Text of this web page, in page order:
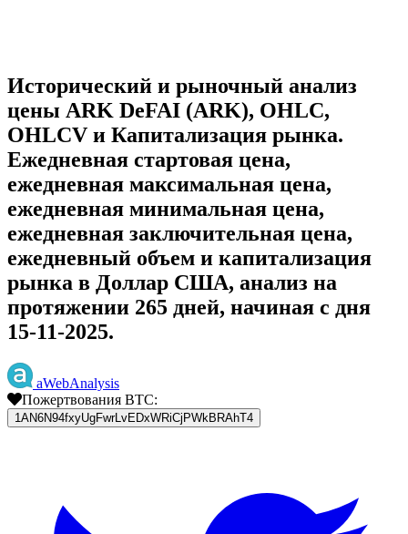
Исторический и рыночный анализ
цены ARK DeFAI (ARK), OHLC,
OHLCV и Капитализация рынка.
Ежедневная стартовая цена,
ежедневная максимальная цена,
ежедневная минимальная цена,
ежедневная заключительная цена,
ежедневный объем и капитализация
рынка в Доллар США, анализ на
протяжении 265 дней, начиная с дня
15-11-2025.
aWebAnalysis
Пожертвования BTC:
1AN6N94fxyUgFwrLvEDxWRiCjPWkBRAhT4